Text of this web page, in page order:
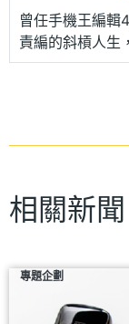
曾任手機王編輯
責編的斜槓人生
相關新聞
專題企劃